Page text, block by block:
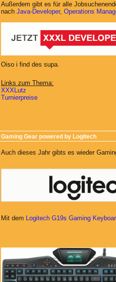
Außerdem gibt es für alle
nach Java-Developer, Operations
Oiso i find des supa.
Links zum Thema:
XXXLutz
Turnierpreise
Gaming Gear powered by Logitech
Auch dieses Jahr gibts es wieder
Mit dem Logitech G19s Gaming